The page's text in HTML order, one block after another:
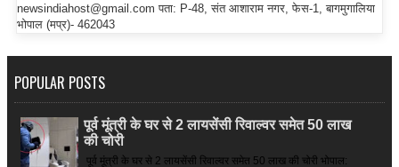
newsindiahost@gmail.com पता: P-48, संत आशाराम नगर, फेस-1, बागमुगालिया
भोपाल (मप्र)- 462043
POPULAR POSTS
पूर्व मूंत्री के घर से 2 लायसेंसी रिवाल्वर समेत 50 लाख
की चोरी
पूर्व मूंत्री के घर से 2 लायसेंसी रिवाल्वर समेत 50 लाख की चोरी भोपाल: